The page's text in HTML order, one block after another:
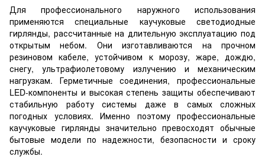
Для профессионального наружного использования
применяются специальные каучуковые светодиодные
гирлянды, рассчитанные на длительную эксплуатацию под
открытым небом. Они изготавливаются на прочном
резиновом кабеле, устойчивом к морозу, жаре, дождю,
снегу, ультрафиолетовому излучению и механическим
нагрузкам. Герметичные соединения, профессиональные
LED-компоненты и высокая степень защиты обеспечивают
стабильную работу системы даже в самых сложных
погодных условиях. Именно поэтому профессиональные
каучуковые гирлянды значительно превосходят обычные
бытовые модели по надежности, безопасности и сроку
службы.